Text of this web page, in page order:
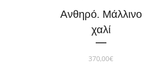
Ανθηρό. Μάλλινο
χαλί
370,00€